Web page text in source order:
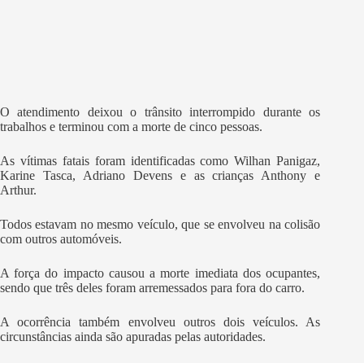
O atendimento deixou o trânsito interrompido durante os
trabalhos e terminou com a morte de cinco pessoas.
As vítimas fatais foram identificadas como Wilhan Panigaz,
Karine Tasca, Adriano Devens e as crianças Anthony e
Arthur.
Todos estavam no mesmo veículo, que se envolveu na colisão
com outros automóveis.
A força do impacto causou a morte imediata dos ocupantes,
sendo que três deles foram arremessados para fora do carro.
A ocorrência também envolveu outros dois veículos. As
circunstâncias ainda são apuradas pelas autoridades.